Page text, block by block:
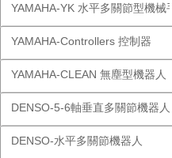
YAMAHA-YK 水平多關節型機械手
YAMAHA-Controllers 控制器
YAMAHA-CLEAN 無塵型機器人
DENSO-5-6軸垂直多關節機器人
DENSO-水平多關節機器人